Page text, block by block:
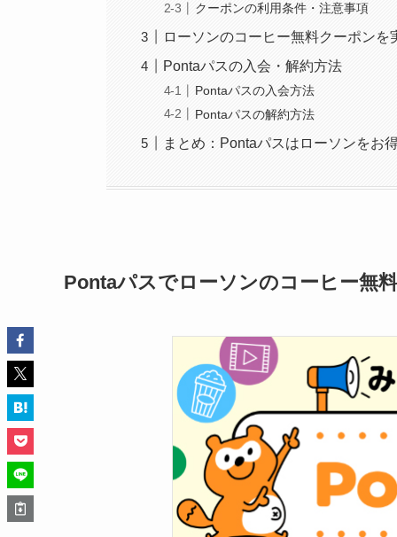
クーポンの利用条件・注意事項
ローソンのコーヒー無料クーポンを
Pontaパスの入会・解約方法
Pontaパスの入会方法
Pontaパスの解約方法
まとめ：Pontaパスはローソンをお
Pontaパスでローソンのコーヒー無